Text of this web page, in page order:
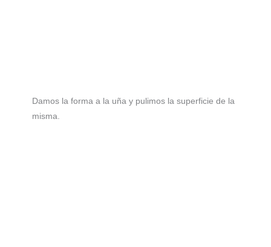
Damos la forma a la uña y pulimos la superficie de la
misma.